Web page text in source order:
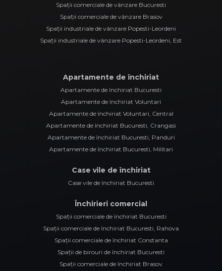
Spații comerciale de vânzare Bucuresti
Spații comerciale de vânzare Brasov
Spații industriale de vânzare Popesti-Leordeni
Spații industriale de vânzare Popesti-Leordeni, Est
Apartamente de închiriat
Apartamente de închiriat Bucuresti
Apartamente de închiriat Voluntari
Apartamente de închiriat Voluntari, Central
Apartamente de închiriat Bucuresti, Crangasi
Apartamente de închiriat Bucuresti, Panduri
Apartamente de închiriat Bucuresti, Militari
Case vile de închiriat
Case vile de închiriat Bucuresti
Închirieri comercial
Spații comerciale de închiriat Bucuresti
Spații comerciale de închiriat Bucuresti, Rahova
Spații comerciale de închiriat Constanta
Spații de birouri de închiriat Bucuresti
Spații comerciale de închiriat Brasov